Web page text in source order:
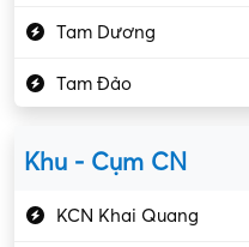
Kiểm soát chất lượng
Kỹ sư cơ khí
Kỹ sư điện
Tam Dương
Tam Đảo
Khu - Cụm CN
KCN Khai Quang